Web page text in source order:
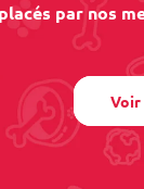
par nos
Voir